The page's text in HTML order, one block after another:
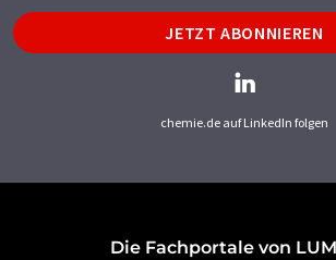
JETZT ABONNIEREN
chemie.de auf LinkedIn folgen
Die Fachportale von